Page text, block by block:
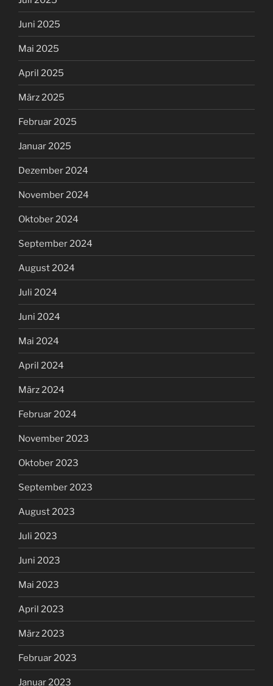
Juni 2025
Mai 2025
April 2025
März 2025
Februar 2025
Januar 2025
Dezember 2024
November 2024
Oktober 2024
September 2024
August 2024
Juli 2024
Juni 2024
Mai 2024
April 2024
März 2024
Februar 2024
November 2023
Oktober 2023
September 2023
August 2023
Juli 2023
Juni 2023
Mai 2023
April 2023
März 2023
Februar 2023
Januar 2023